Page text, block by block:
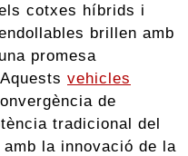
cotxes híbrids i
brillen amb
una promesa
vehicles
de
tradicional del
la innovació de la